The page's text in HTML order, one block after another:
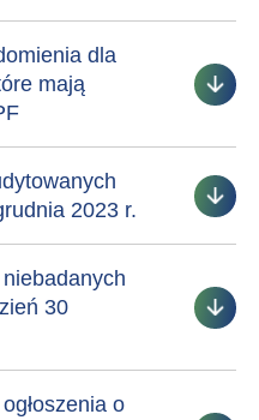
dla
mają
2023 r.
30
o